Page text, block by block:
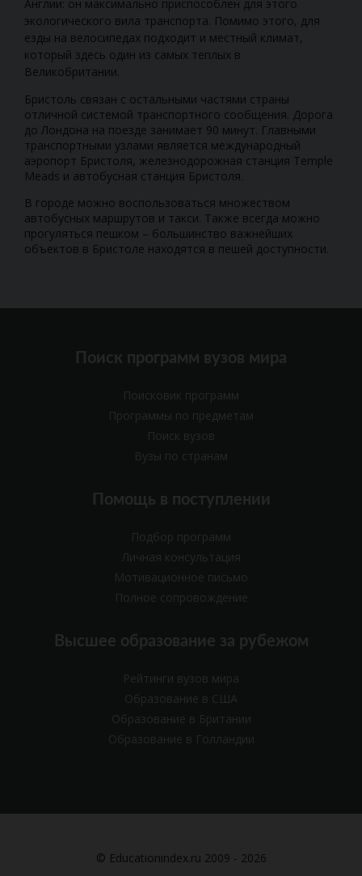
Англии: он максимально приспособлен для этого
экологического вила транспорта. Помимо этого, для
езды на велосипедах подходит и местный климат,
который здесь один из самых теплых в
Великобритании.
Бристоль связан с остальными частями страны
отличной системой транспортного сообщения. Дорога
до Лондона на поезде занимает 90 минут. Главными
транспортными узлами является международный
аэропорт Бристоля, железнодорожная станция Temple
Meads и автобусная станция Бристоля.
В городе можно воспользоваться множеством
автобусных маршрутов и такси. Также всегда можно
прогуляться пешком – большинство важнейших
объектов в Бристоле находятся в пешей доступности.
Поиск программ вузов мира
Поисковик программ
Программы по предметам
Поиск вузов
Вузы по странам
Помощь в поступлении
Подбор программ
Личная консультация
Мотивационное письмо
Полное сопровождение
Высшее образование за рубежом
Рейтинги вузов мира
Образование в США
Образование в Британии
Образование в Голландии
© Educationindex.ru 2009 - 2026